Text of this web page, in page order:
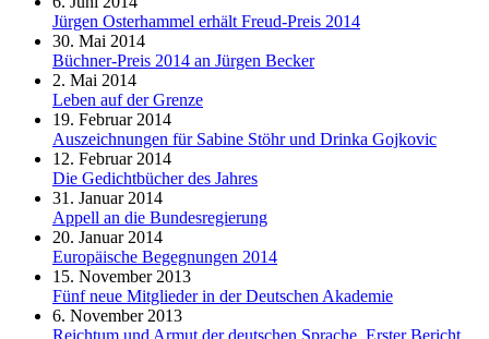
Jürgen Osterhammel erhält Freud-Preis 2014
30. Mai 2014
Büchner-Preis 2014 an Jürgen Becker
2. Mai 2014
Leben auf der Grenze
19. Februar 2014
Auszeichnungen für Sabine Stöhr und Drinka Gojkovic
12. Februar 2014
Die Gedichtbücher des Jahres
31. Januar 2014
Appell an die Bundesregierung
20. Januar 2014
Europäische Begegnungen 2014
15. November 2013
Fünf neue Mitglieder in der Deutschen Akademie
6. November 2013
Reichtum und Armut der deutschen Sprache. Erster Bericht